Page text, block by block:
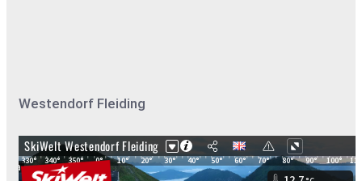
Westendorf Fleiding